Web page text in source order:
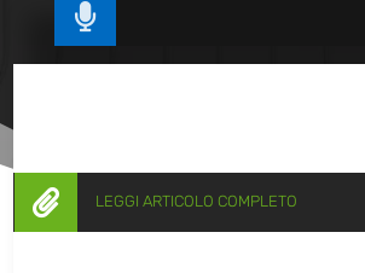

 LEGGI ARTICOLO COMPLETO